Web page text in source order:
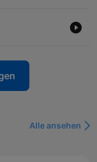
Alle ansehen